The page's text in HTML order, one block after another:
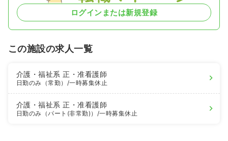
ログインまたは新規登録
この施設の求人一覧
介護・福祉系正・准看護師
日勤のみ（常勤） /一時募集休止
介護・福祉系正・准看護師
日勤のみ（パート(非常勤)） /一時募集休止